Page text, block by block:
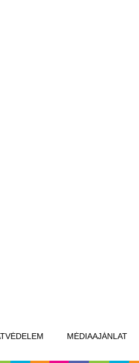
MÉDIAAJÁNLAT